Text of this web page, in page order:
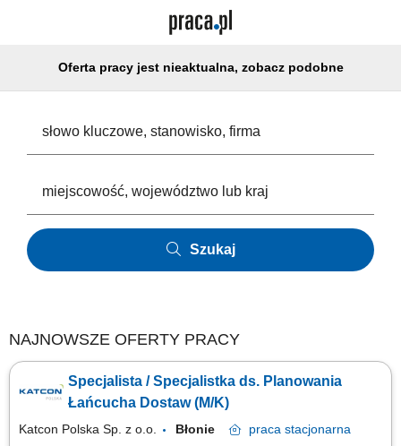
Oferta pracy jest nieaktualna, zobacz podobne
Szukaj
NAJNOWSZE OFERTY PRACY
Specjalista / Specjalistka ds. Planowania
Łańcucha Dostaw (M/K)
Katcon Polska Sp. z o.o. Błonie praca stacjonarna